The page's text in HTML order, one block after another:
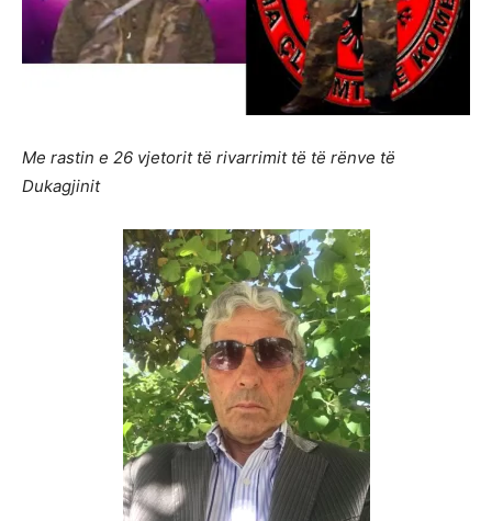
Me rastin e 26 vjetorit të rivarrimit të të rënve të
Dukagjinit